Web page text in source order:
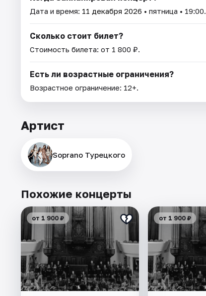
Дата и время: 11 декабря 2026 • пятница • 19:00.
Сколько стоит билет?
Стоимость билета: от 1 800 ₽.
Есть ли возрастные ограничения?
Возрастное ограничение: 12+.
Артист
Soprano Турецкого
Похожие концерты
от 1 900 ₽ от 1 900 ₽